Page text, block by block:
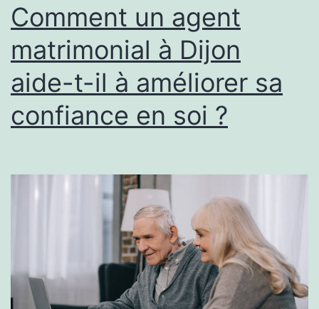
à
Genève
?
Comment un agent
matrimonial à Dijon
aide-t-il à améliorer sa
confiance en soi ?